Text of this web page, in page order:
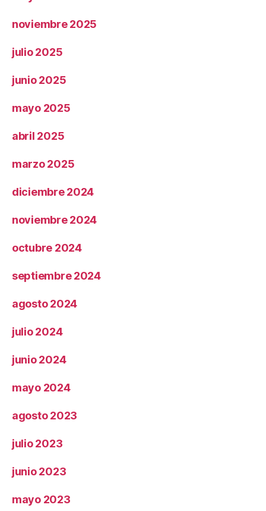
noviembre 2025
julio 2025
junio 2025
mayo 2025
abril 2025
marzo 2025
diciembre 2024
noviembre 2024
octubre 2024
septiembre 2024
agosto 2024
julio 2024
junio 2024
mayo 2024
agosto 2023
julio 2023
junio 2023
mayo 2023